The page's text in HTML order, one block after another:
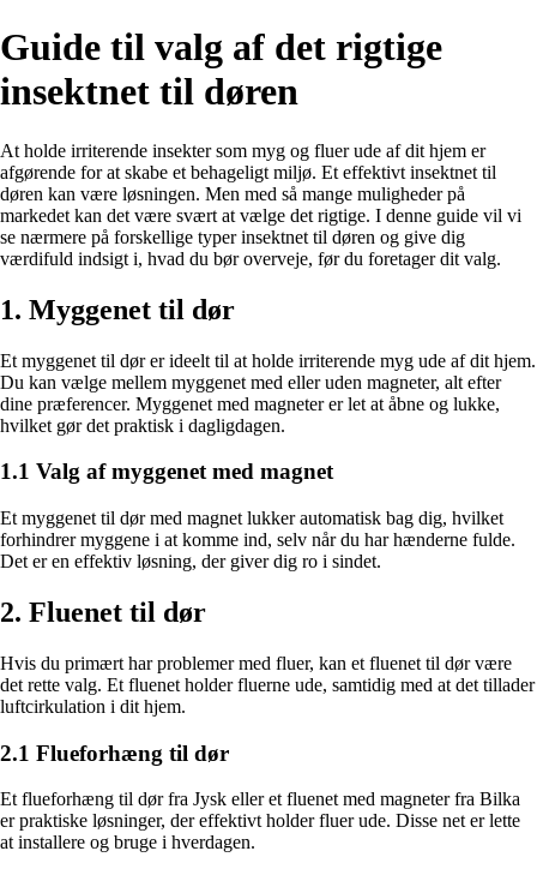
Guide til valg af det rigtige
insektnet til døren
At holde irriterende insekter som myg og fluer ude af dit hjem er
afgørende for at skabe et behageligt miljø. Et effektivt insektnet til
døren kan være løsningen. Men med så mange muligheder på
markedet kan det være svært at vælge det rigtige. I denne guide vil vi
se nærmere på forskellige typer insektnet til døren og give dig
værdifuld indsigt i, hvad du bør overveje, før du foretager dit valg.
1. Myggenet til dør
Et myggenet til dør er ideelt til at holde irriterende myg ude af dit hjem.
Du kan vælge mellem myggenet med eller uden magneter, alt efter
dine præferencer. Myggenet med magneter er let at åbne og lukke,
hvilket gør det praktisk i dagligdagen.
1.1 Valg af myggenet med magnet
Et myggenet til dør med magnet lukker automatisk bag dig, hvilket
forhindrer myggene i at komme ind, selv når du har hænderne fulde.
Det er en effektiv løsning, der giver dig ro i sindet.
2. Fluenet til dør
Hvis du primært har problemer med fluer, kan et fluenet til dør være
det rette valg. Et fluenet holder fluerne ude, samtidig med at det tillader
luftcirkulation i dit hjem.
2.1 Flueforhæng til dør
Et flueforhæng til dør fra Jysk eller et fluenet med magneter fra Bilka
er praktiske løsninger, der effektivt holder fluer ude. Disse net er lette
at installere og bruge i hverdagen.